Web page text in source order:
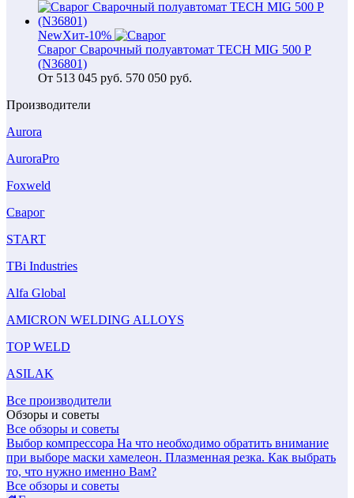
NewХит-10%
Сварог Сварочный полуавтомат TECH MIG 500 P
(N36801)
От 513 045 руб. 570 050 руб.
Производители
Aurora
AuroraPro
Foxweld
Сварог
START
TBi Industries
Alfa Global
AMICRON WELDING ALLOYS
TOP WELD
ASILAK
Все производители
Обзоры и советы
Все обзоры и советы
Выбор компрессора На что необходимо обратить внимание
при выборе маски хамелеон. Плазменная резка. Как выбрать
то, что нужно именно Вам?
Все обзоры и советы